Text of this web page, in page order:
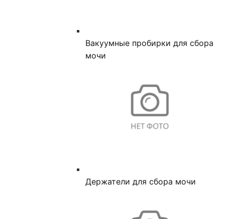
Вакуумные пробирки для сбора
мочи
Держатели для сбора мочи